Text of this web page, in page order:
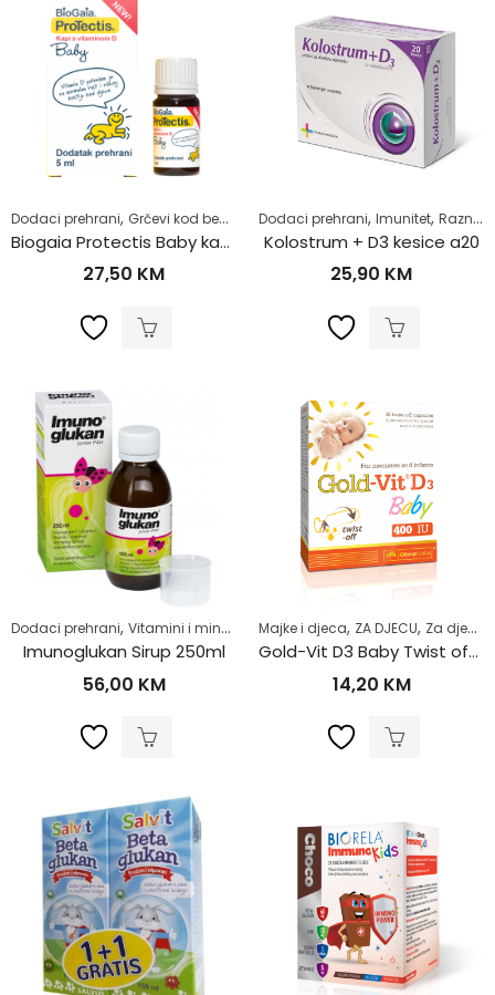
Dodaci prehrani, Grčevi kod beba Majke i djeca,Probiotici,Proliv i
Biogaia Protectis Baby kapi+D3
27,50 KM
Dodaci prehrani, Imunitet, Razno
Kolostrum + D3 kesice a20
25,90 KM
Dodaci prehrani, Vitamini i minerali Za djecu,Zdrav život
Imunoglukan Sirup 250ml
56,00 KM
Majke i djeca, ZA DJECU, Za djecu
Gold-Vit D3 Baby Twist off a30
14,20 KM